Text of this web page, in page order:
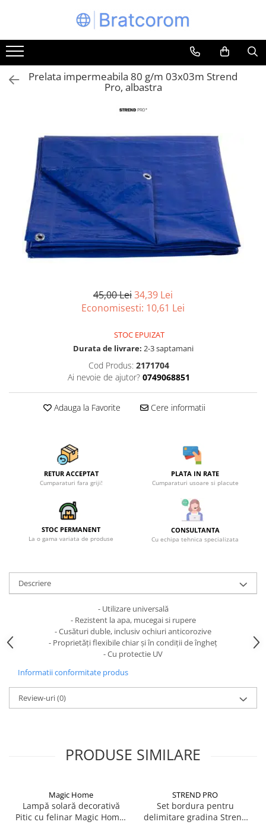
Toate Produsele
Articole animale
Adapatoare animale
Produse igiena externa animale
Bucatarii de vara Tuozi
Articole ambalare
Articole bucatarie
Articole mobila
Accesorii gips carton
Accesorii gresie si faianta
Accesorii polizare si slefuire
Accesorii vopsire si tencuire
Materiale electrice
Becuri
Sarma constructii
Sfoara si franghii
Suruburi, dibluri si accesorii
prindere
Corpuri de iluminat
Aplice si plafoniere
Lustre si pendule
Lampi de veghe copii
Veioze si lampi
CRACIUN
Prelata impermeabila 80 g/m 03x03m Strend
Pro, albastra
45,00 Lei34,39 Lei
Economisesti: 10,61 Lei
STOC EPUIZAT
Durata de livrare: 2-3 saptamani
Cod Produs: 2171704
Ai nevoie de ajutor? 0749068851
Adauga la Favorite Cere informatii
RETUR ACCEPTAT
Cumparaturi fara griji!
PLATA IN RATE
Cumparaturi usoare si placute
STOC PERMANENT
La o gama variata de produse
CONSULTANTA
Cu echipa tehnica specializata
Descriere
- Utilizare universală
- Rezistent la apa, mucegai si rupere
- Cusături duble, inclusiv ochiuri anticorozive
- Proprietăți flexibile chiar și în condiții de îngheț
- Cu protectie UV
Informatii conformitate produs
Review-uri(0)
PRODUSE SIMILARE
Magic Home
Lampă solară decorativă
Pitic cu felinar Magic Home,
STREND PRO
Set bordura pentru
delimitare gradina Strend